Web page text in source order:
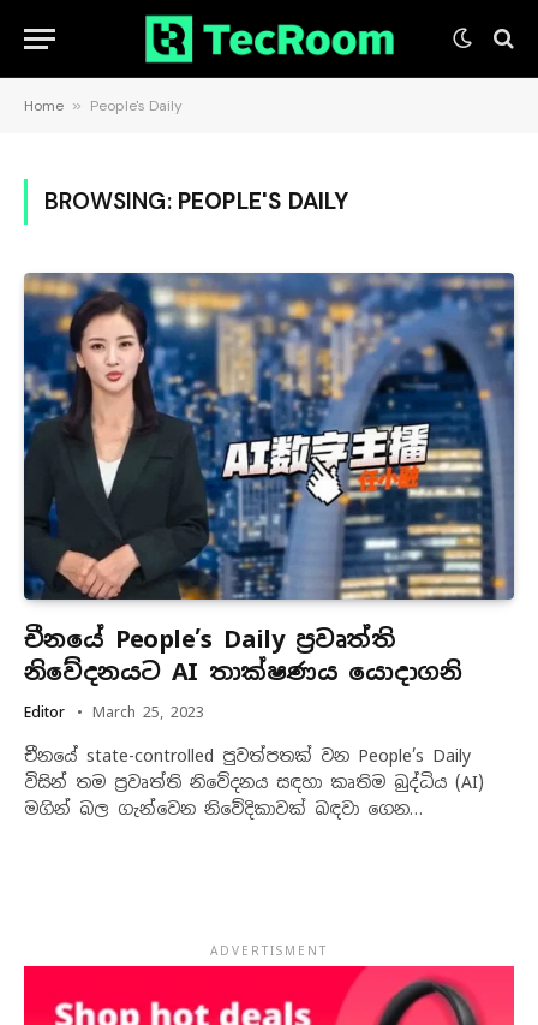
Home » People's Daily
BROWSING: PEOPLE'S DAILY
චීනයේ People’s Daily ප්‍රවෘත්ති
නිවේදනයට AI තාක්ෂණය යොදාගනි
Editor March 25, 2023
චීනයේ state-controlled පුවත්පතක් වන People’s Daily
විසින් තම ප්‍රවෘත්ති නිවේදනය සඳහා කෘතිම බුද්ධිය (AI)
මගින් බල ගැන්වෙන නිවේදිකාවක් බඳවා ගෙන…
ADVERTISMENT